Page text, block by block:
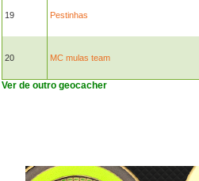
19 Pestinhas
20 MC mulas team
Ver de outro geocacher